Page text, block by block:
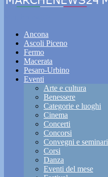
Ancona
Ascoli Piceno
Fermo
Macerata
Pesaro-Urbino
Eventi
Arte e cultura
Benessere
Categorie e luoghi
Cinema
Concerti
Concorsi
Convegni e seminari
Corsi
Danza
Eventi del mese